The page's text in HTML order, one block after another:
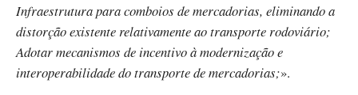
Infraestrutura para comboios de mercadorias, eliminando a
distorção existente relativamente ao transporte rodoviário;
Adotar mecanismos de incentivo à modernização e
interoperabilidade do transporte de mercadorias;».